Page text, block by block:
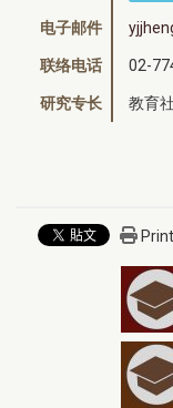
电子邮件
联络电话 02-
研究专长 教育